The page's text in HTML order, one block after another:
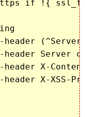
X-
X-XSS-